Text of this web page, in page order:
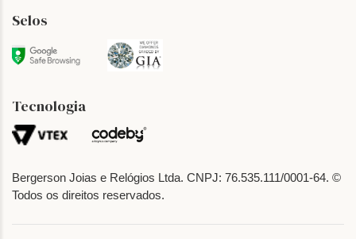
Bergerson Joias e Relógios Ltda. CNPJ: 76.535.111/0001-64. ©
Todos os direitos reservados.
Selos
Tecnologia